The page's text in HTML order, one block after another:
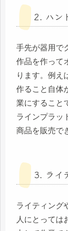
2. ハン
手先が器用で
作品を作って
ります。例え
作ること自体
業にすること
ラインプラッ
商品を販売で
3. ライ
ライティング
人にとっては